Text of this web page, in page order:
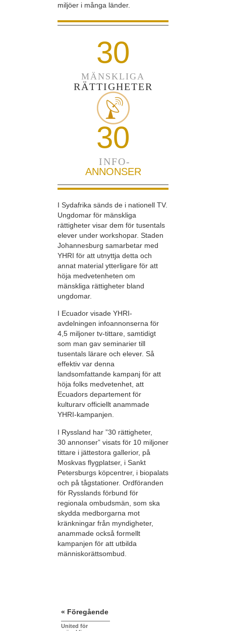
miljöer i många länder.
30
MÄNSKLIGA
RÄTTIGHETER
30
INFO-
ANNONSER
I Sydafrika sänds de i nationell TV.
Ungdomar för mänskliga
rättigheter visar dem för tusentals
elever under workshopar. Staden
Johannesburg samarbetar med
YHRI för att utnyttja detta och
annat material ytterligare för att
höja medvetenheten om
mänskliga rättigheter bland
ungdomar.
I Ecuador visade YHRI-
avdelningen infoannonserna för
4,5 miljoner tv-tittare, samtidigt
som man gav seminarier till
tusentals lärare och elever. Så
effektiv var denna
landsomfattande kampanj för att
höja folks medvetenhet, att
Ecuadors departement för
kulturarv officiellt anammade
YHRI-kampanjen.
I Ryssland har ”30 rättigheter,
30 annonser” visats för 10 miljoner
tittare i jättestora gallerior, på
Moskvas flygplatser, i Sankt
Petersburgs köpcentrer, i biopalats
och på tågstationer. Ordföranden
för Rysslands förbund för
regionala ombudsmän, som ska
skydda medborgarna mot
kränkningar från myndigheter,
anammade också formellt
kampanjen för att utbilda
människorättsombud.
« Föregående
United för